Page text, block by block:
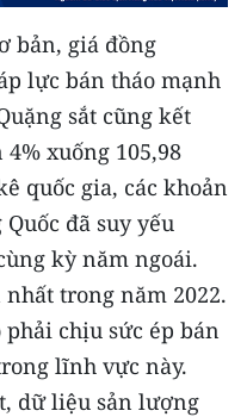
bản, giá đồng
lực bán tháo mạnh
sắt cũng kết
xuống 105,98
quốc gia, các khoản
đã suy yếu
kỳ năm ngoái.
trong năm 2022.
phải chịu sức ép bán
lĩnh vực này.
dữ liệu sản lượng